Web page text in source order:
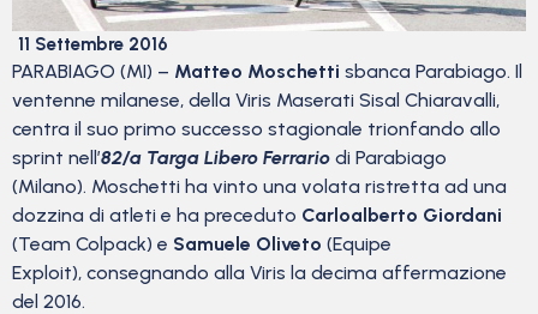
11 Settembre 2016
PARABIAGO (MI) – Matteo Moschetti sbanca Parabiago. Il
ventenne milanese, della Viris Maserati Sisal Chiaravalli,
centra il suo primo successo stagionale trionfando allo
sprint nell’82/a Targa Libero Ferrario di Parabiago
(Milano). Moschetti ha vinto una volata ristretta ad una
dozzina di atleti e ha preceduto Carloalberto Giordani
(Team Colpack) e Samuele Oliveto (Equipe
Exploit), consegnando alla Viris la decima affermazione
del 2016.